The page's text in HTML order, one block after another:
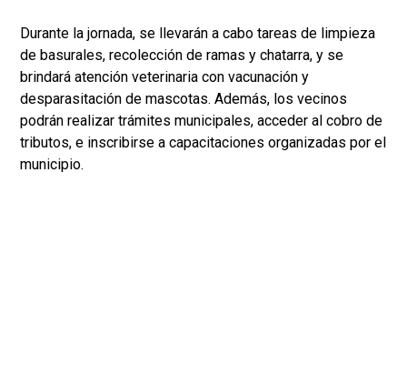
Durante la jornada, se llevarán a cabo tareas de limpieza
de basurales, recolección de ramas y chatarra, y se
brindará atención veterinaria con vacunación y
desparasitación de mascotas. Además, los vecinos
podrán realizar trámites municipales, acceder al cobro de
tributos, e inscribirse a capacitaciones organizadas por el
municipio.